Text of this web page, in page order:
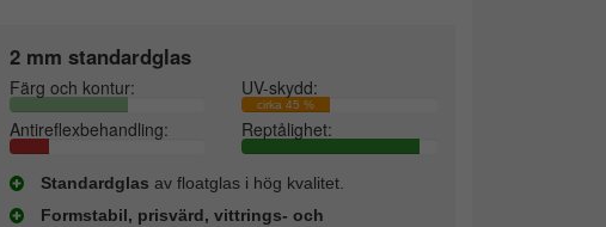
2 mm standardglas
Färg och kontur: UV-skydd:
cirka 45 %
Antireflexbehandling: Reptålighet:
Standardglas av floatglas i hög kvalitet.
Formstabil, prisvärd, vittrings- och